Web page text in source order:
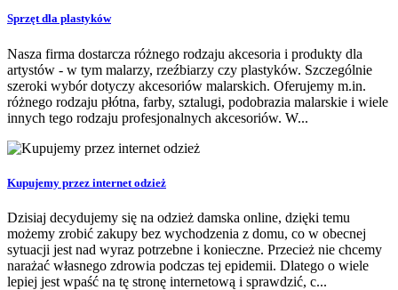
Sprzęt dla plastyków
Nasza firma dostarcza różnego rodzaju akcesoria i produkty dla
artystów - w tym malarzy, rzeźbiarzy czy plastyków. Szczególnie
szeroki wybór dotyczy akcesoriów malarskich. Oferujemy m.in.
różnego rodzaju płótna, farby, sztalugi, podobrazia malarskie i wiele
innych tego rodzaju profesjonalnych akcesoriów. W...
Kupujemy przez internet odzież
Dzisiaj decydujemy się na odzież damska online, dzięki temu
możemy zrobić zakupy bez wychodzenia z domu, co w obecnej
sytuacji jest nad wyraz potrzebne i konieczne. Przecież nie chcemy
narażać własnego zdrowia podczas tej epidemii. Dlatego o wiele
lepiej jest wpaść na tę stronę internetową i sprawdzić, c...